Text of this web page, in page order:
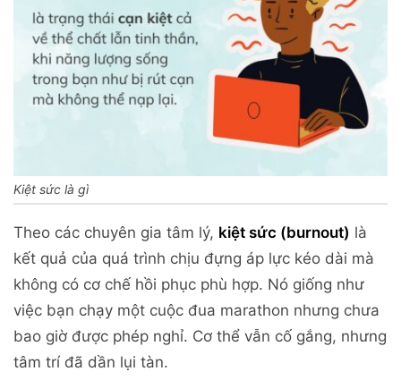
Kiệt sức là gì
Theo các chuyên gia tâm lý, kiệt sức (burnout) là
kết quả của quá trình chịu đựng áp lực kéo dài mà
không có cơ chế hồi phục phù hợp. Nó giống như
việc bạn chạy một cuộc đua marathon nhưng chưa
bao giờ được phép nghỉ. Cơ thể vẫn cố gắng, nhưng
tâm trí đã dần lụi tàn.